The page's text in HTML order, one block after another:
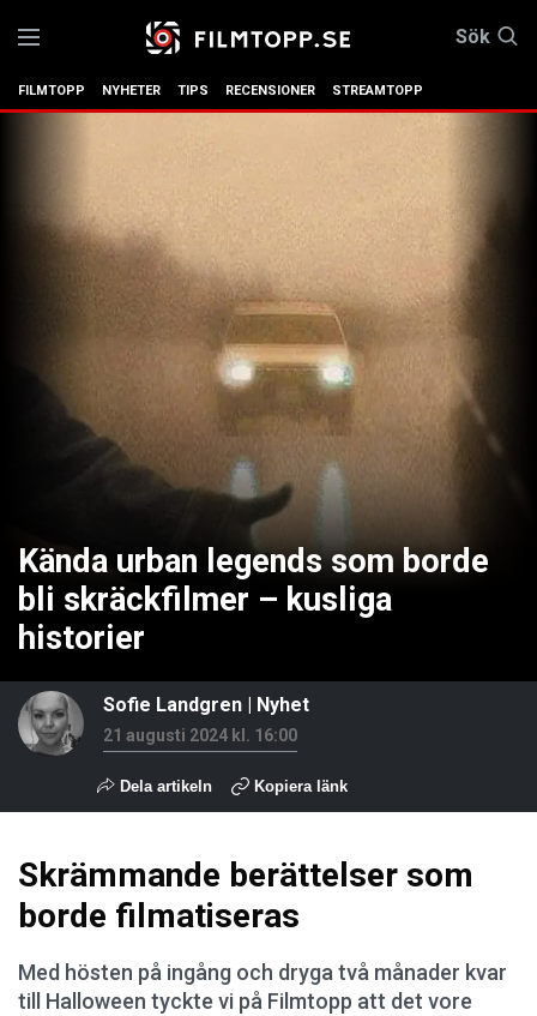
Sök
FILMTOPP NYHETER TIPS RECENSIONER STREAMTOPP
Kända urban legends som borde
bli skräckfilmer – kusliga
historier
Sofie Landgren | Nyhet
21 augusti 2024 kl. 16:00
Dela artikeln Kopiera länk
Skrämmande berättelser som
borde filmatiseras
Med hösten på ingång och dryga två månader kvar
till Halloween tyckte vi på Filmtopp att det vore